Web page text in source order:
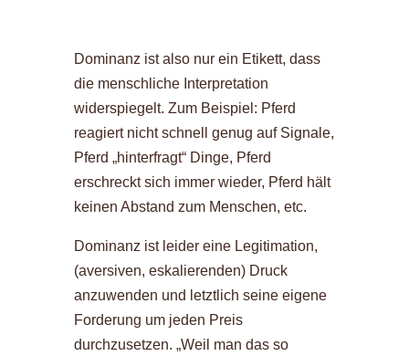
Dominanz ist also nur ein Etikett, dass
die menschliche Interpretation
widerspiegelt. Zum Beispiel: Pferd
reagiert nicht schnell genug auf Signale,
Pferd „hinterfragt“ Dinge, Pferd
erschreckt sich immer wieder, Pferd hält
keinen Abstand zum Menschen, etc.
Dominanz ist leider eine Legitimation,
(aversiven, eskalierenden) Druck
anzuwenden und letztlich seine eigene
Forderung um jeden Preis
durchzusetzen. „Weil man das so